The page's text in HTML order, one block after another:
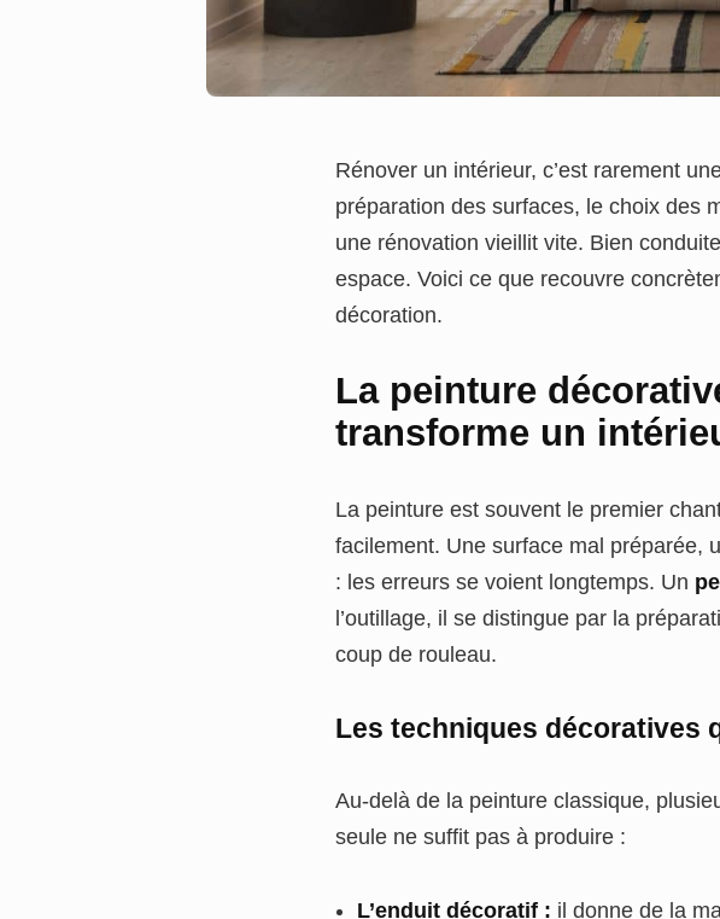
Rénover un intérieur, c’est rarement
préparation des surfaces, le choix des
une rénovation vieillit vite. Bien
espace. Voici ce que recouvre
décoration.
La peinture
transforme un
La peinture est souvent le premier
facilement. Une surface mal préparée,
: les erreurs se voient longtemps. Un
l’outillage, il se distingue par la
coup de rouleau.
Les techniques décoratives
Au-delà de la peinture classique,
seule ne suffit pas à produire :
L’enduit décoratif : il donne de la